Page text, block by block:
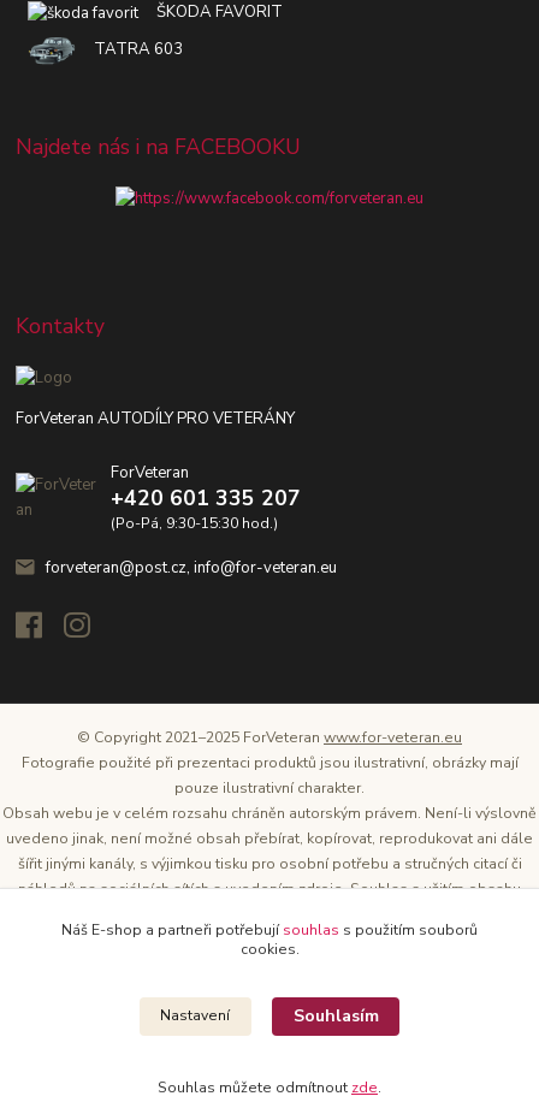
ŠKODA FAVORIT
TATRA 603
Najdete nás i na FACEBOOKU
Kontakty
ForVeteran AUTODÍLY PRO VETERÁNY
ForVeteran
+420 601 335 207
(Po-Pá, 9:30-15:30 hod.)
forveteran@post.cz, info@for-veteran.eu
© Copyright 2021–2025 ForVeteran www.for-veteran.eu
Fotografie použité při prezentaci produktů jsou ilustrativní, obrázky mají
pouze ilustrativní charakter.
Obsah webu je v celém rozsahu chráněn autorským právem. Není-li výslovně
uvedeno jinak, není možné obsah přebírat, kopírovat, reprodukovat ani dále
šířit jinými kanály, s výjimkou tisku pro osobní potřebu a stručných citací či
náhledů na sociálních sítích s uvedením zdroje. Souhlas s užitím obsahu
těchto webových stránek je Tomáš Oršel.
Náš E-shop a partneři potřebujísouhlas s použitím souborů
cookies.
Nastavení Souhlasím
Souhlas můžete odmítnout zde.